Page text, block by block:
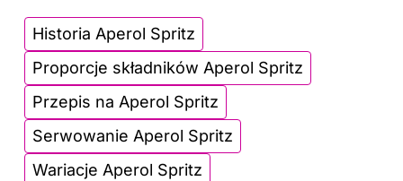
c
e
b
o
o
k
er
e
st
m
bl
r
d
di
t
e
dI
o
p
Historia Aperol Spritz
Proporcje składników Aperol Spritz
Przepis na Aperol Spritz
Serwowanie Aperol Spritz
Wariacje Aperol Spritz